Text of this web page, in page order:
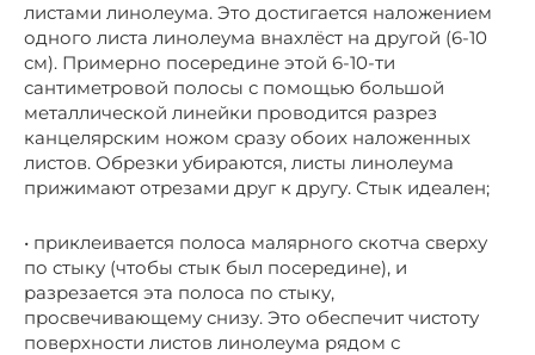
листами линолеума. Это достигается наложением
одного листа линолеума внахлёст на другой (6-10
см). Примерно посередине этой 6-10-ти
сантиметровой полосы с помощью большой
металлической линейки проводится разрез
канцелярским ножом сразу обоих наложенных
листов. Обрезки убираются, листы линолеума
прижимают отрезами друг к другу. Стык идеален;
• приклеивается полоса малярного скотча сверху
по стыку (чтобы стык был посередине), и
разрезается эта полоса по стыку,
просвечивающему снизу. Это обеспечит чистоту
поверхности листов линолеума рядом с